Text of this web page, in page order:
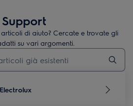
Support
di aiuto? Cercate e trovate gli
su vari argomenti.
gli articoli di assistenza